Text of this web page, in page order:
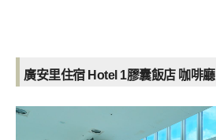
廣安里住宿 Hotel 1膠囊飯店 咖啡廳